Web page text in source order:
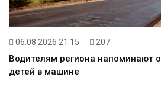
06.08.2026 21:15 207
Водителям региона напоминают
детей в машине